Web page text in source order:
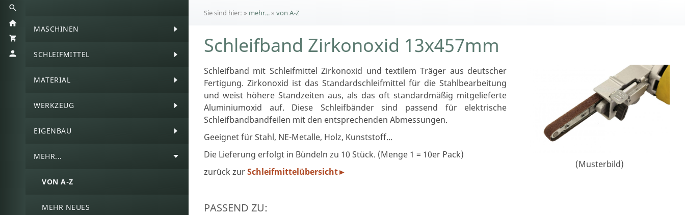
MASCHINEN
SCHLEIFMITTEL
MATERIAL
WERKZEUG
EIGENBAU
MEHR...
VON A-Z
MEHR NEUES
Sie sind hier: » mehr...» von A-Z
Schleifband Zirkonoxid 13x457mm
(Musterbild)
Schleifband mit Schleifmittel Zirkonoxid und textilem Träger aus deutscher
Fertigung. Zirkonoxid ist das Standardschleifmittel für die Stahlbearbeitung
und weist höhere Standzeiten aus, als das oft standardmäßig mitgelieferte
Aluminiumoxid auf. Diese Schleifbänder sind passend für elektrische
Schleifbandbandfeilen mit den entsprechenden Abmessungen.
Geeignet für Stahl, NE-Metalle, Holz, Kunststoff...
Die Lieferung erfolgt in Bündeln zu 10 Stück. (Menge 1 = 10er Pack)
zurück zurSchleifmittelübersicht►
PASSEND ZU: